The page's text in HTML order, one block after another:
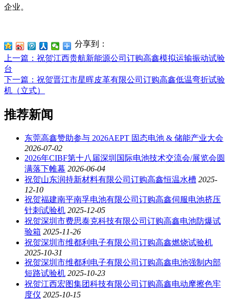
企业。
分享到：
上一篇 ：祝贺江西贵航新能源公司订购高鑫模拟运输振动试验
台
下一篇 ：祝贺晋江市星晖皮革有限公司订购高鑫低温弯折试验
机（立式）
推荐新闻
东莞高鑫赞助参与 2026AEPT 固态电池 & 储能产业大会
2026-07-02
2026年CIBF第十八届深圳国际电池技术交流会/展览会圆
满落下帷幕 2026-06-04
祝贺山东润持新材料有限公司订购高鑫恒温水槽 2025-
12-10
祝贺福建南平南孚电池有限公司订购高鑫伺服电池挤压
针刺试验机 2025-12-05
祝贺深圳市费思泰克科技有限公司订购高鑫电池防爆试
验箱 2025-11-26
祝贺深圳市维都利电子有限公司订购高鑫燃烧试验机
2025-10-31
祝贺深圳市维都利电子有限公司订购高鑫电池强制内部
短路试验机 2025-10-23
祝贺江西宏图集团科技有限公司订购高鑫电动摩擦色牢
度仪 2025-10-15